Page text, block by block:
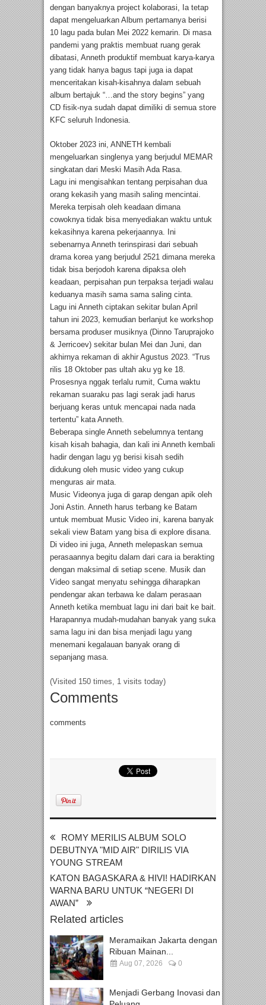
dengan banyaknya project kolaborasi, Ia tetap
dapat mengeluarkan Album pertamanya berisi
10 lagu pada bulan Mei 2022 kemarin. Di masa
pandemi yang praktis membuat ruang gerak
dibatasi, Anneth produktif membuat karya-karya
yang tidak hanya bagus tapi juga ia dapat
menceritakan kisah-kisahnya dalam sebuah
album bertajuk “…and the story begins” yang
CD fisik-nya sudah dapat dimiliki di semua store
KFC seluruh Indonesia.
Oktober 2023 ini, ANNETH kembali
mengeluarkan singlenya yang berjudul MEMAR
singkatan dari Meski Masih Ada Rasa.
Lagu ini mengisahkan tentang perpisahan dua
orang kekasih yang masih saling mencintai.
Mereka terpisah oleh keadaan dimana
cowoknya tidak bisa menyediakan waktu untuk
kekasihnya karena pekerjaannya. Ini
sebenarnya Anneth terinspirasi dari sebuah
drama korea yang berjudul 2521 dimana mereka
tidak bisa berjodoh karena dipaksa oleh
keadaan, perpisahan pun terpaksa terjadi walau
keduanya masih sama sama saling cinta.
Lagu ini Anneth ciptakan sekitar bulan April
tahun ini 2023, kemudian berlanjut ke workshop
bersama produser musiknya (Dinno Taruprajoko
& Jerricoev) sekitar bulan Mei dan Juni, dan
akhirnya rekaman di akhir Agustus 2023. “Trus
rilis 18 Oktober pas ultah aku yg ke 18.
Prosesnya nggak terlalu rumit, Cuma waktu
rekaman suaraku pas lagi serak jadi harus
berjuang keras untuk mencapai nada nada
tertentu” kata Anneth.
Beberapa single Anneth sebelumnya tentang
kisah kisah bahagia, dan kali ini Anneth kembali
hadir dengan lagu yg berisi kisah sedih
didukung oleh music video yang cukup
menguras air mata.
Music Videonya juga di garap dengan apik oleh
Joni Astin. Anneth harus terbang ke Batam
untuk membuat Music Video ini, karena banyak
sekali view Batam yang bisa di explore disana.
Di video ini juga, Anneth melepaskan semua
perasaannya begitu dalam dari cara ia berakting
dengan maksimal di setiap scene. Musik dan
Video sangat menyatu sehingga diharapkan
pendengar akan terbawa ke dalam perasaan
Anneth ketika membuat lagu ini dari bait ke bait.
Harapannya mudah-mudahan banyak yang suka
sama lagu ini dan bisa menjadi lagu yang
menemani kegalauan banyak orang di
sepanjang masa.
(Visited 150 times, 1 visits today)
Comments
comments
ROMY MERILIS ALBUM SOLO
DEBUTNYA "MID AIR" DIRILIS VIA
YOUNG STREAM
KATON BAGASKARA & HIVI! HADIRKAN
WARNA BARU UNTUK “NEGERI DI
AWAN”
Related articles
Meramaikan Jakarta dengan
Ribuan Mainan...
Aug 07, 2026 0
Menjadi Gerbang Inovasi dan